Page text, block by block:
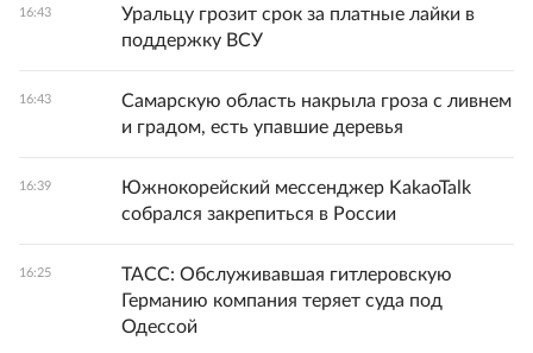
16:43
Уральцу грозит срок за платные лайки в
поддержку ВСУ
16:43
Самарскую область накрыла гроза с ливнем
и градом, есть упавшие деревья
16:39
Южнокорейский мессенджер KakaoTalk
собрался закрепиться в России
16:25
ТАСС: Обслуживавшая гитлеровскую
Германию компания теряет суда под
Одессой